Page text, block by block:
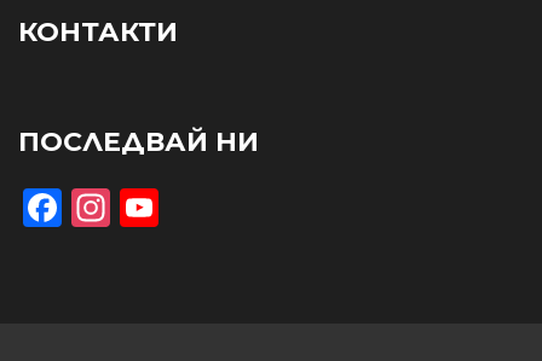
КОНТАКТИ
ПОСЛЕДВАЙ НИ
Facebook
Instagram